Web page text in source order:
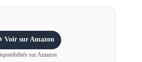
Voir sur Amazon
sur Amazon